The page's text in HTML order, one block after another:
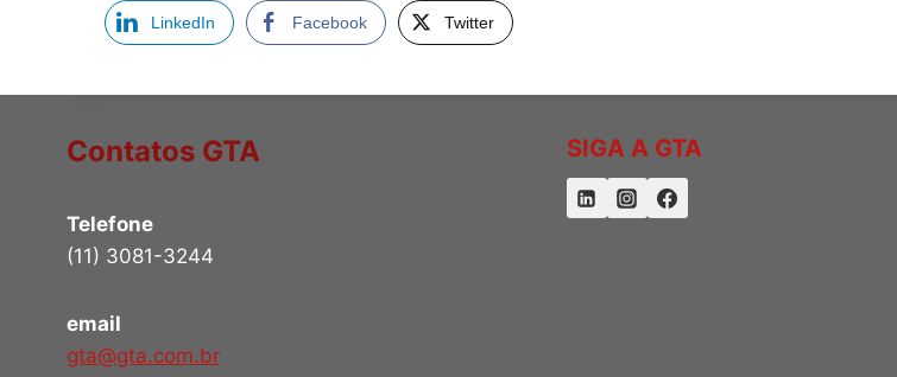
LinkedIn Facebook Twitter
Contatos GTA
Telefone
(11) 3081-3244
email
gta@gta.com.br
SIGA A GTA